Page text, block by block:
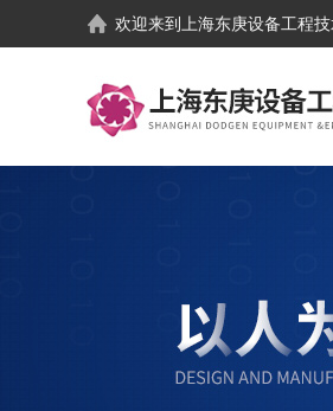
欢迎来到 上海东庚设备工程